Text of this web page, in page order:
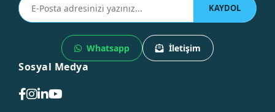
KAYDOL
Whatsapp İletişim
Sosyal Medya